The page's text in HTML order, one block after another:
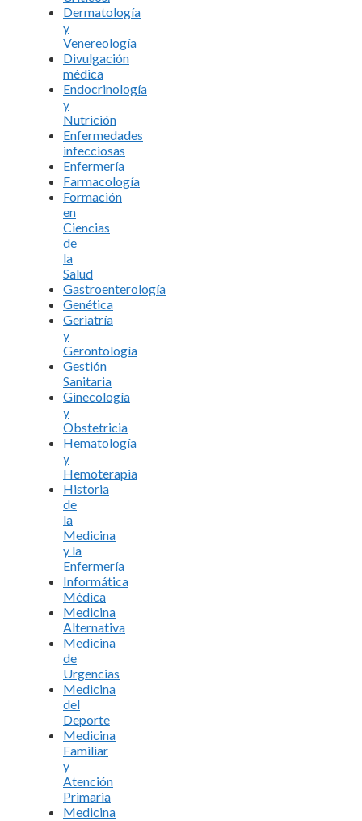
Dermatología
y
Venereología
Divulgación
médica
Endocrinología
y
Nutrición
Enfermedades
infecciosas
Enfermería
Farmacología
Formación
en
Ciencias
de
la
Salud
Gastroenterología
Genética
Geriatría
y
Gerontología
Gestión
Sanitaria
Ginecología
y
Obstetricia
Hematología
y
Hemoterapia
Historia
de
la
Medicina
y la
Enfermería
Informática
Médica
Medicina
Alternativa
Medicina
de
Urgencias
Medicina
del
Deporte
Medicina
Familiar
y
Atención
Primaria
Medicina